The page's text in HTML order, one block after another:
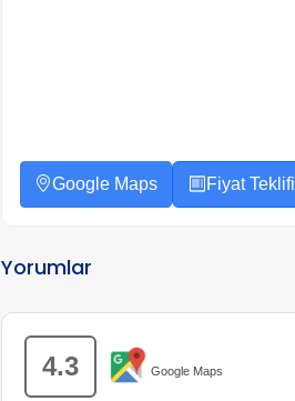
Google Maps Fiyat Teklifi
Yorumlar
4.3 Google Maps